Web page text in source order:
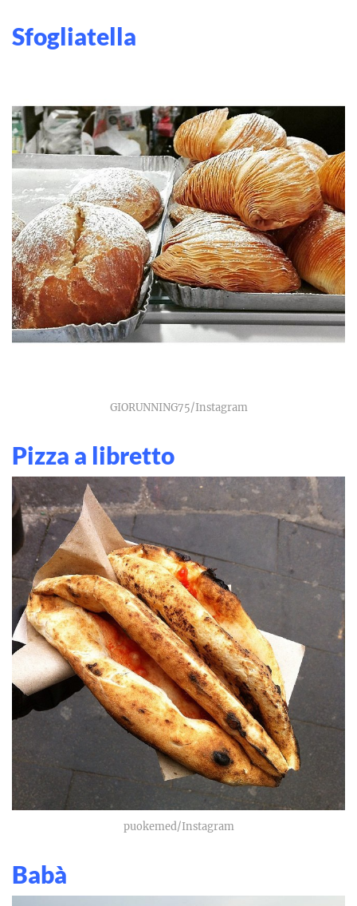
Sfogliatella
GIORUNNING75/Instagram
Pizza a libretto
puokemed/Instagram
Babà